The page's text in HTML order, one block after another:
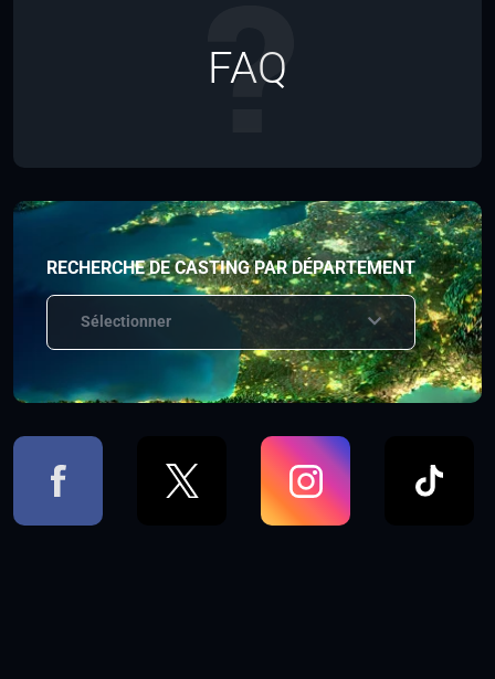
FAQ
RECHERCHE DE CASTING PAR DÉPARTEMENT
Sélectionner